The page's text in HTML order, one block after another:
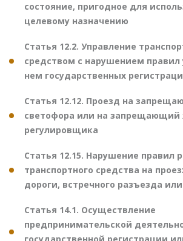
состояние, пригодное для
целевому назначению
Статья 12.2. Управление
средством с нарушением правил
нем государственных
Статья 12.12. Проезд на
светофора или на запрещающий
регулировщика
Статья 12.15. Нарушение правил
транспортного средства на
дороги, встречного разъезда
Статья 14.1. Осуществление
предпринимательской